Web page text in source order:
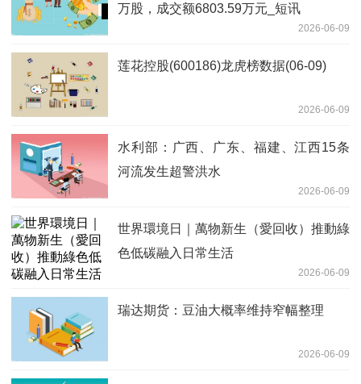
万股，成交额6803.59万元_短讯
2026-06-09
莲花控股(600186)龙虎榜数据(06-09)
2026-06-09
水利部：广西、广东、福建、江西15条
河流发生超警洪水
2026-06-09
世界環境日｜萬物新生（愛回收）推動綠
色低碳融入日常生活
2026-06-09
瑞达期货：豆油大概率维持窄幅整理
2026-06-09